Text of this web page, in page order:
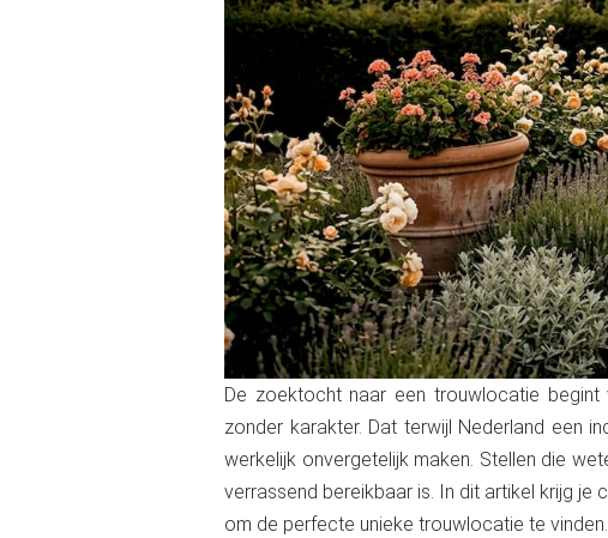
De zoektocht naar een trouwlocatie
zonder karakter. Dat terwijl Nederland een
werkelijk onvergetelijk maken. Stellen die
verrassend bereikbaar is. In dit artikel krijg je
om de perfecte unieke trouwlocatie te vinden.